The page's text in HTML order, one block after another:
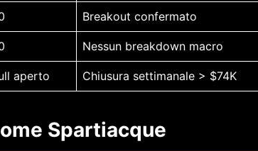
Breakout confermato
Nessun breakdown macro
aperto Chiusura settimanale > $74K
Spartiacque